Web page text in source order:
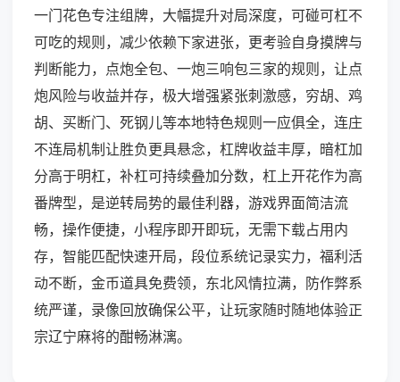
一门花色专注组牌，大幅提升对局深度，可碰可杠不
可吃的规则，减少依赖下家进张，更考验自身摸牌与
判断能力，点炮全包、一炮三响包三家的规则，让点
炮风险与收益并存，极大增强紧张刺激感，穷胡、鸡
胡、买断门、死钢儿等本地特色规则一应俱全，连庄
不连局机制让胜负更具悬念，杠牌收益丰厚，暗杠加
分高于明杠，补杠可持续叠加分数，杠上开花作为高
番牌型，是逆转局势的最佳利器，游戏界面简洁流
畅，操作便捷，小程序即开即玩，无需下载占用内
存，智能匹配快速开局，段位系统记录实力，福利活
动不断，金币道具免费领，东北风情拉满，防作弊系
统严谨，录像回放确保公平，让玩家随时随地体验正
宗辽宁麻将的酣畅淋漓。